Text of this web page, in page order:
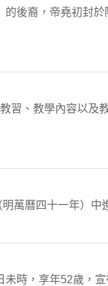
後裔，帝堯初封
習、教學內容以及
萬曆四十一年）中
時，享年52歲，